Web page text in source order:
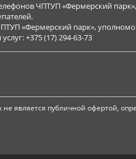
ЧПТУП «Фермерский
«Фермерский парк»,
+375 (17) 294-63-73
является публичной офертой,